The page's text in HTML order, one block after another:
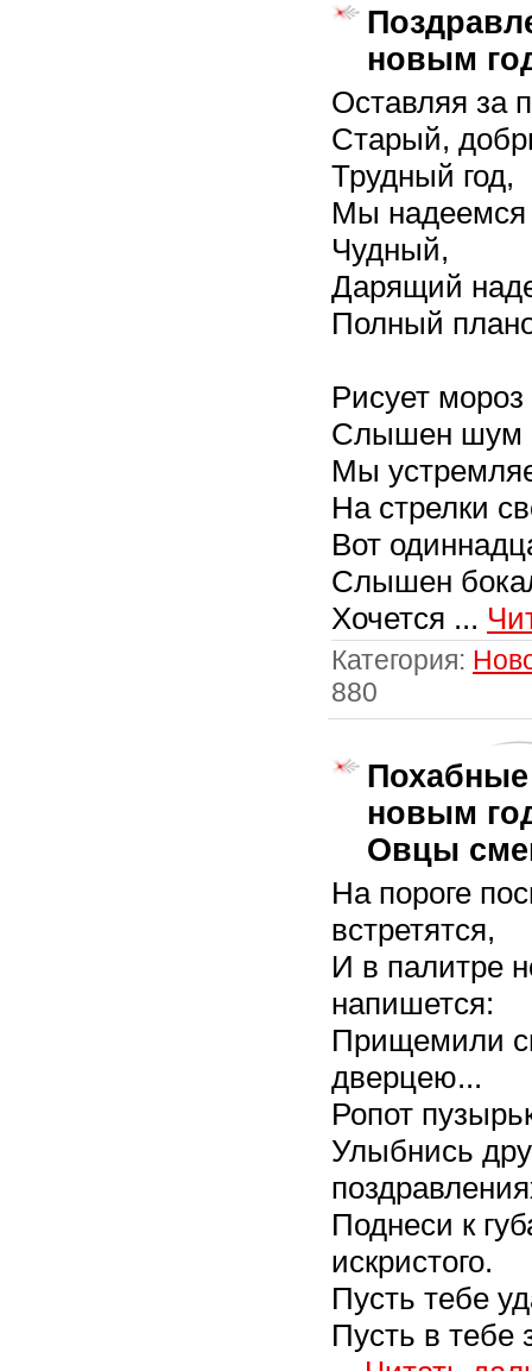
новым
Оставляя за
Старый,
Трудный год,
Мы надеемся
Чудный,
Дарящий
Полный
Рисует
Слышен шум
Мы
На стрелки
Вот
Слышен
Хочется ...
Категория:
880
новым
Овцы
На пороге
встретятся,
И в палитре
напишется:
Прищемили
дверцею...
Ропот
Улыбнись
Поднеси к
искристого.
Пусть тебе
Пусть в тебе